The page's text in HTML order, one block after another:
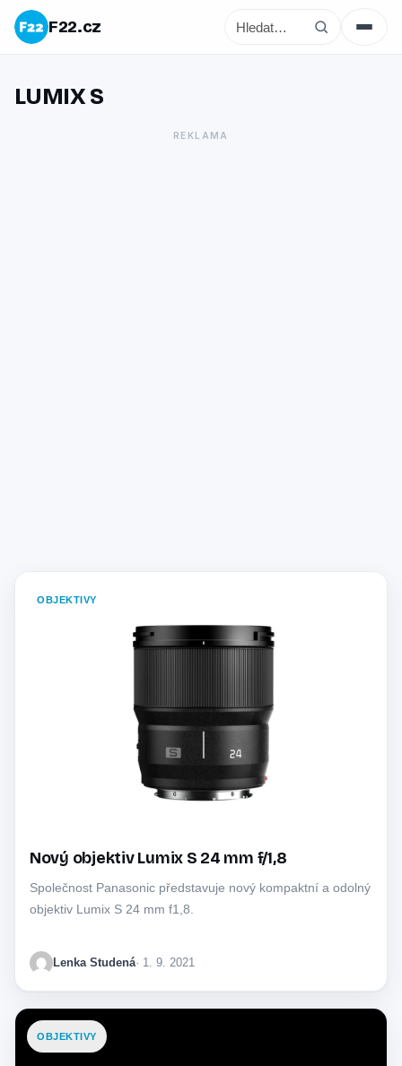
F22.cz
LUMIX S
OBJEKTIVY
Nový objektiv Lumix S 24 mm f/1,8
Společnost Panasonic představuje nový kompaktní a odolný
objektiv Lumix S 24 mm f1,8.
Lenka Studená· 1. 9. 2021
OBJEKTIVY